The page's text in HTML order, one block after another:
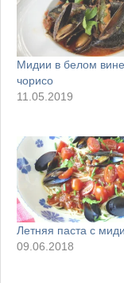
Мидии в белом
чорисо
11.05.2019
Летняя паста с
09.06.2018